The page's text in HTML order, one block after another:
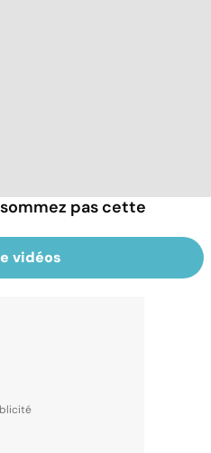
pas cette
vidéos